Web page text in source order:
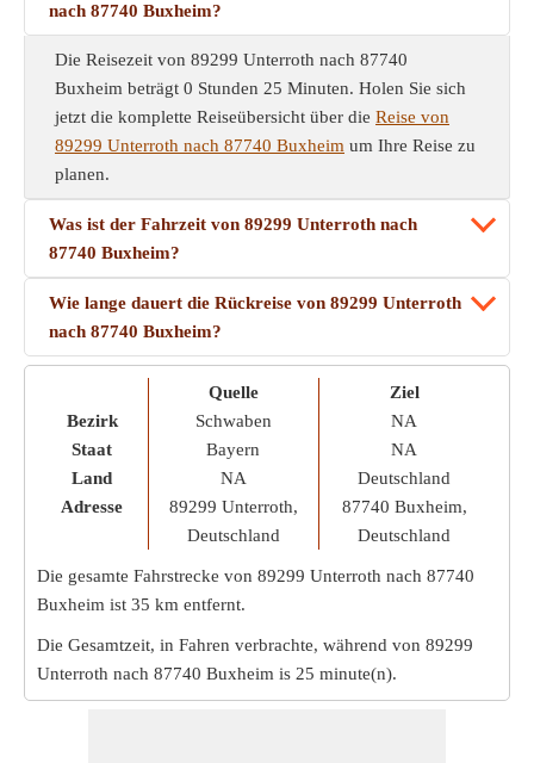
nach 87740 Buxheim?
Die Reisezeit von 89299 Unterroth nach 87740
Buxheim beträgt 0 Stunden 25 Minuten. Holen Sie sich
jetzt die komplette Reiseübersicht über die Reise von
89299 Unterroth nach 87740 Buxheim um Ihre Reise zu
planen.
Was ist der Fahrzeit von 89299 Unterroth nach
87740 Buxheim?
Wie lange dauert die Rückreise von 89299 Unterroth
nach 87740 Buxheim?
Bezirk
Staat
Land
Adresse
Quelle
Schwaben
Bayern
NA
89299 Unterroth,
Deutschland
Ziel
NA
NA
Deutschland
87740 Buxheim,
Deutschland
Die gesamte Fahrstrecke von 89299 Unterroth nach 87740
Buxheim ist 35 km entfernt.
Die Gesamtzeit, in Fahren verbrachte, während von 89299
Unterroth nach 87740 Buxheim is 25 minute(n).